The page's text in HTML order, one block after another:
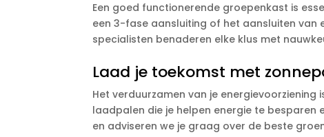
Een goed functionerende groepenkast is
een 3-fase aansluiting of het aansluiten van
specialisten benaderen elke klus met
Laad je toekomst met
Het verduurzamen van je
laadpalen die je helpen energie te besparen
en adviseren we je graag over de beste